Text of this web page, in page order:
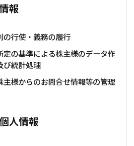
報
の行使・義務の履行
定の基準による株主様のデータ作
び統計処理
主様からのお問合せ情報等の管理
人情報